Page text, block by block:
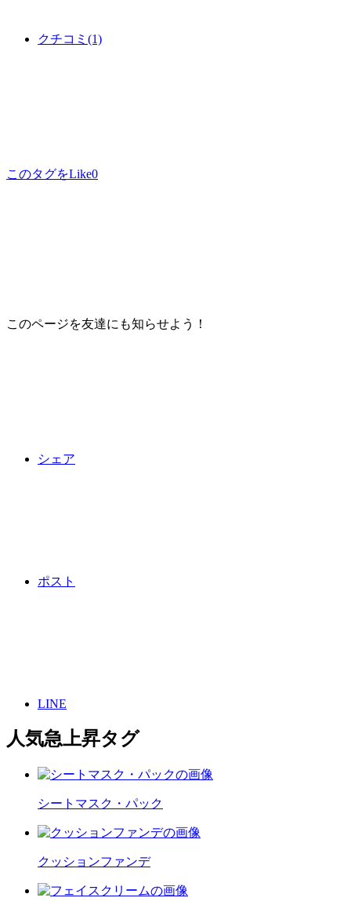
クチコミ (1)
このタグをLike0
このページを友達にも知らせよう！
シェア
ポスト
LINE
人気急上昇タグ
シートマスク・パック
クッションファンデ